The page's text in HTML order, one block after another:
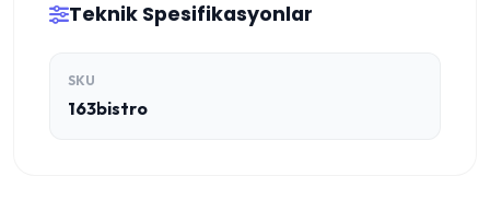
Teknik Spesifikasyonlar
SKU
163bistro